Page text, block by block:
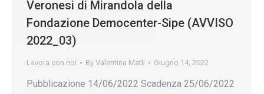
Veronesi di Mirandola della
Fondazione Democenter-Sipe (AVVISO
2022_03)
Lavora con noi By Valentina Matli Giugno 14, 2022
Pubblicazione 14/06/2022 Scadenza 25/06/2022